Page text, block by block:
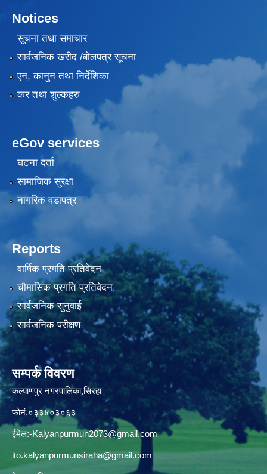
Notices
सूचना तथा समाचार
सार्वजनिक खरीद /बोलपत्र सूचना
एन, कानुन तथा निर्देशिका
कर तथा शुल्कहरु
eGov services
घटना दर्ता
सामाजिक सुरक्षा
नागरिक वडापत्र
Reports
वार्षिक प्रगति प्रतिवेदन
चौमासिक प्रगति प्रतिवेदन
सार्वजनिक सुनुवाई
सार्वजनिक परीक्षण
सम्पर्क विवरण
कल्याणपुर नगरपालिका,सिरहा
फोनं.०३३४०३०६३
ईमेल:-Kalyanpurmun2073@gmail.com
ito.kalyanpurmunsiraha@gmail.com